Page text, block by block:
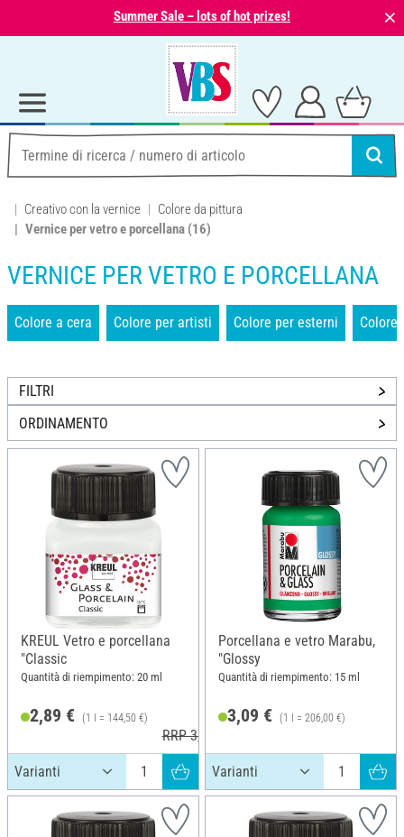
Summer Sale – lots of hot prizes! ⨯
Creativo con la vernice
Colore da pittura
Vernice per vetro e porcellana (16)
VERNICE PER VETRO E PORCELLANA
Colore a cera Colore per artisti Colore per esterni Colore
FILTRI
ORDINAMENTO
KREUL Vetro e porcellana
"Classic
Quantità di riempimento: 20 ml
2,89 € (1 l = 144,50 €)
RRP 3,19 €
Porcellana e vetro Marabu,
"Glossy
Quantità di riempimento: 15 ml
3,09 € (1 l = 206,00 €)